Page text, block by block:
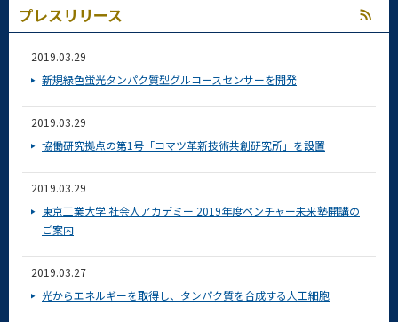
プレスリリース
2019.03.29
新規緑色蛍光タンパク質型グルコースセンサーを開発
2019.03.29
協働研究拠点の第1号「コマツ革新技術共創研究所」を設置
2019.03.29
東京工業大学 社会人アカデミー 2019年度ベンチャー未来塾開講の
ご案内
2019.03.27
光からエネルギーを取得し、タンパク質を合成する人工細胞